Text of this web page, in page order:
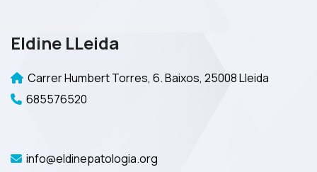
Eldine LLeida
Carrer Humbert Torres, 6. Baixos, 25008 Lleida
685576520
info@eldinepatologia.org